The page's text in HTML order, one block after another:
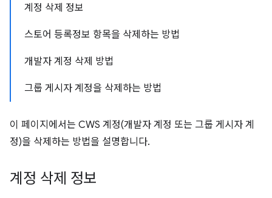
계정 삭제 정보
스토어 등록정보 항목을 삭제하는 방법
개발자 계정 삭제 방법
그룹 게시자 계정을 삭제하는 방법
이 페이지에서는 CWS 계정(개발자 계정 또는 그룹 게시자 계
정)을 삭제하는 방법을 설명합니다.
계정 삭제 정보